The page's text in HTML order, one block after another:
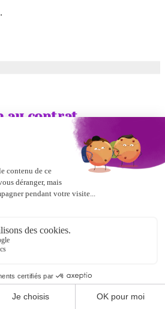
au contrat
a été enregistré par
doit faire l’objet d’un avenant
avenant au contrat entre un
suppose une modification